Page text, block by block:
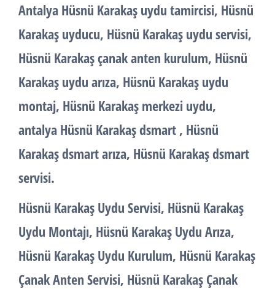
Antalya Hüsnü Karakaş uydu tamircisi, Hüsnü
Karakaş uyducu, Hüsnü Karakaş uydu servisi,
Hüsnü Karakaş çanak anten kurulum, Hüsnü
Karakaş uydu arıza, Hüsnü Karakaş uydu
montaj, Hüsnü Karakaş merkezi uydu,
antalya Hüsnü Karakaş dsmart , Hüsnü
Karakaş dsmart arıza, Hüsnü Karakaş dsmart
servisi.
Hüsnü Karakaş Uydu Servisi, Hüsnü Karakaş
Uydu Montajı, Hüsnü Karakaş Uydu Arıza,
Hüsnü Karakaş Uydu Kurulum, Hüsnü Karakaş
Çanak Anten Servisi, Hüsnü Karakaş Çanak